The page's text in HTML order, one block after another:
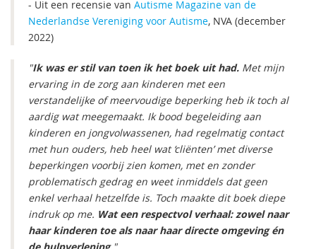
- Uit een recensie van Autisme Magazine van de
Nederlandse Vereniging voor Autisme, NVA (december
2022)
"Ik was er stil van toen ik het boek uit had. Met mijn
ervaring in de zorg aan kinderen met een
verstandelijke of meervoudige beperking heb ik toch al
aardig wat meegemaakt. Ik bood begeleiding aan
kinderen en jongvolwassenen, had regelmatig contact
met hun ouders, heb heel wat ‘cliënten’ met diverse
beperkingen voorbij zien komen, met en zonder
problematisch gedrag en weet inmiddels dat geen
enkel verhaal hetzelfde is. Toch maakte dit boek diepe
indruk op me. Wat een respectvol verhaal: zowel naar
haar kinderen toe als naar haar directe omgeving én